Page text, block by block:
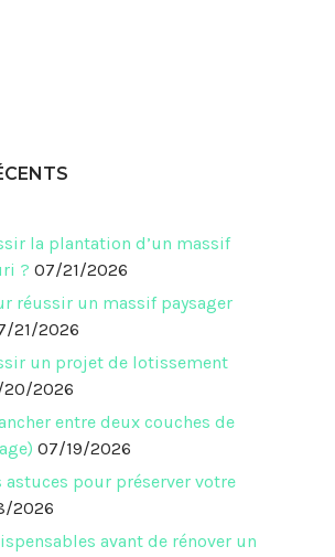
la plantation d’un massif
? 07/21/2026
réussir un massif paysager
21/2026
un projet de lotissement
2026
entre deux couches de
07/19/2026
astuces pour préserver votre
2026
avant de rénover un